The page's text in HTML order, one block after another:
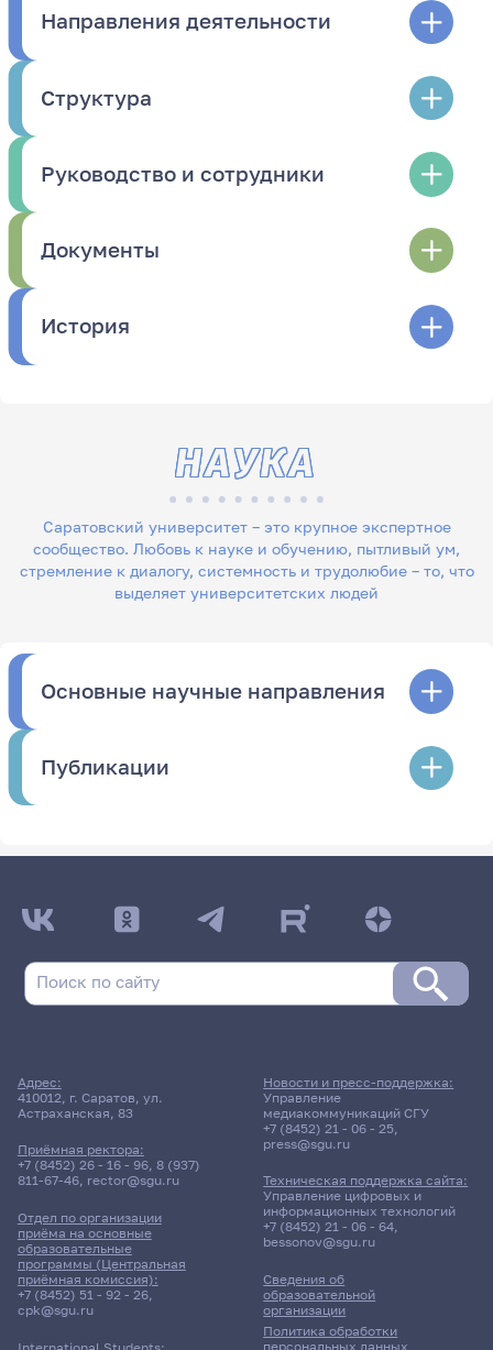
Направления деятельности
Структура
Руководство и сотрудники
Документы
История
Саратовский университет – это крупное экспертное
сообщество. Любовь к науке и обучению, пытливый ум,
стремление к диалогу, системность и трудолюбие – то, что
выделяет университетских людей
НАУКА
Основные научные направления
Публикации
Адрес:
410012, г. Саратов, ул.
Астраханская, 83
Приёмная ректора:
+7 (8452) 26 - 16 - 96, 8 (937)
811-67-46, rector@sgu.ru
Отдел по организации
приёма на основные
образовательные
программы (Центральная
приёмная комиссия):
+7 (8452) 51 - 92 - 26,
cpk@sgu.ru
Сведения об
образовательной
организации
Политика обработки
персональных данных
Новости и пресс-поддержка:
Управление
медиакоммуникаций СГУ
+7 (8452) 21 - 06 - 25,
press@sgu.ru
Техническая поддержка сайта:
Управление цифровых и
информационных технологий
+7 (8452) 21 - 06 - 64,
bessonov@sgu.ru